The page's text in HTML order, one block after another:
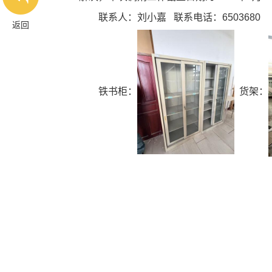
返回
联系人：刘小嘉
联系电话： 6503680
铁书柜： 货架：